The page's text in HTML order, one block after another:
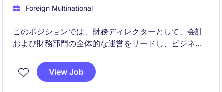
Foreign Multinational
このポジションでは、財務ディレクターとして、会計
および財務部門の全体的な運営をリードし、ビジネス
ます。FMCG業界での経験を活かし、戦略的な意思決
定をサポートすることが求められます。
View Job